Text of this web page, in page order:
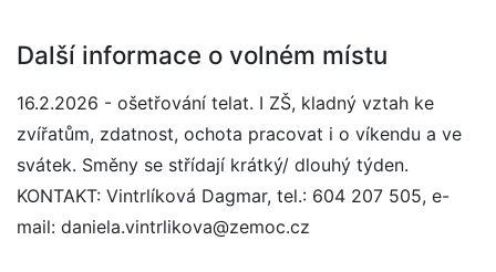
Další informace o volném místu
16.2.2026 - ošetřování telat. I ZŠ, kladný vztah ke
zvířatům, zdatnost, ochota pracovat i o víkendu a ve
svátek. Směny se střídají krátký/ dlouhý týden.
KONTAKT: Vintrlíková Dagmar, tel.: 604 207 505, e-
mail: daniela.vintrlikova@zemoc.cz